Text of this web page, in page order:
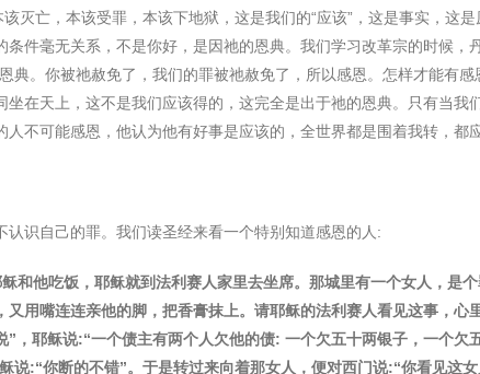
该灭亡，本该受罪，本该下地狱，这是我们的“应该” ，这是事实，这
件毫无关系，不是你好，是因祂的恩典。我们学习改革宗的时候
典。你被祂赦免了，我们的罪被祂赦免了，所以感恩。怎样才能
坐在天上，这不是我们应该得的，这完全是出于祂的恩典。只有当
不可能感恩，他认为他有好事是应该的，全世界都是围着我转，都
识自己的罪。我们读圣经来看一个特别知道感恩的人 :
和他吃饭，耶稣就到法利赛人家里去坐席。那城里有一个女人，是
又用嘴连连亲他的脚，把香膏抹上。请耶稣的法利赛人看⻅这事，心
” ，耶稣说:“一个债主有两个人欠他的债: 一个欠五十两银子，一个欠
说:“你断的不错”。于是转过来向着那女人，便对⻄⻔说:“你看⻅这